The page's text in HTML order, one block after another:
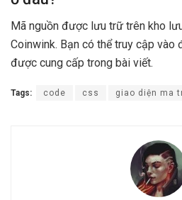
Mã nguồn được lưu trữ trên kho
Coinwink. Bạn có thể truy cập vào
được cung cấp trong bài viết.
Tags: code css giao diện ma